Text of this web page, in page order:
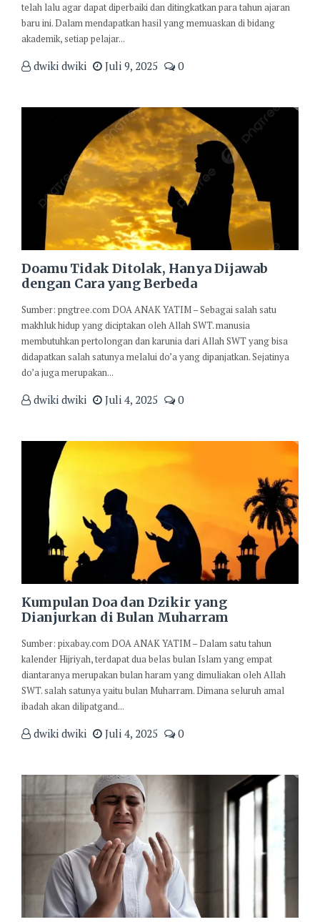
telah lalu agar dapat diperbaiki dan ditingkatkan para tahun ajaran
baru ini. Dalam mendapatkan hasil yang memuaskan di bidang
akademik, setiap pelajar...
dwiki dwiki Juli 9, 2025 0
Doamu Tidak Ditolak, Hanya Dijawab
dengan Cara yang Berbeda
Sumber: pngtree.com DOA ANAK YATIM – Sebagai salah satu
makhluk hidup yang diciptakan oleh Allah SWT. manusia
membutuhkan pertolongan dan karunia dari Allah SWT yang bisa
didapatkan salah satunya melalui do’a yang dipanjatkan. Sejatinya
do’a juga merupakan...
dwiki dwiki Juli 4, 2025 0
Kumpulan Doa dan Dzikir yang
Dianjurkan di Bulan Muharram
Sumber: pixabay.com DOA ANAK YATIM – Dalam satu tahun
kalender Hijriyah, terdapat dua belas bulan Islam yang empat
diantaranya merupakan bulan haram yang dimuliakan oleh Allah
SWT. salah satunya yaitu bulan Muharram. Dimana seluruh amal
ibadah akan dilipatgand...
dwiki dwiki Juli 4, 2025 0